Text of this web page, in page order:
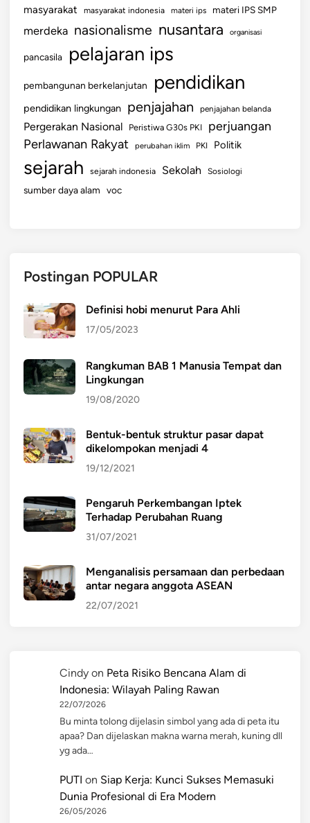
masyarakat masyarakat indonesia materi ips materi IPS SMP
merdeka nasionalisme nusantara organisasi
pancasila pelajaran ips
pembangunan berkelanjutan pendidikan
pendidikan lingkungan penjajahan penjajahan belanda
Pergerakan Nasional Peristiwa G30s PKI perjuangan
Perlawanan Rakyat perubahan iklim PKI Politik
sejarah sejarah indonesia Sekolah Sosiologi
sumber daya alam voc
Postingan POPULAR
Definisi hobi menurut Para Ahli
17/05/2023
Rangkuman BAB 1 Manusia Tempat dan
Lingkungan
19/08/2020
Bentuk-bentuk struktur pasar dapat
dikelompokan menjadi 4
19/12/2021
Pengaruh Perkembangan Iptek
Terhadap Perubahan Ruang
31/07/2021
Menganalisis persamaan dan perbedaan
antar negara anggota ASEAN
22/07/2021
Cindy on Peta Risiko Bencana Alam di
Indonesia: Wilayah Paling Rawan
22/07/2026
Bu minta tolong dijelasin simbol yang ada di peta itu
apaa? Dan dijelaskan makna warna merah, kuning dll
yg ada…
PUTI on Siap Kerja: Kunci Sukses Memasuki
Dunia Profesional di Era Modern
26/05/2026